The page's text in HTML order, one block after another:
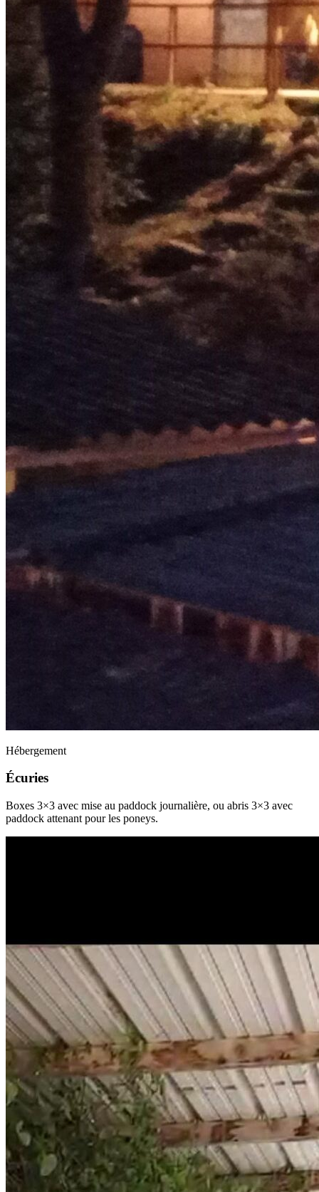
Hébergement
Écuries
Boxes 3×3 avec mise au paddock journalière, ou abris 3×3 avec
paddock attenant pour les poneys.